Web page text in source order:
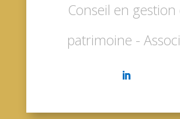
Conseil en gestion
patrimoine -